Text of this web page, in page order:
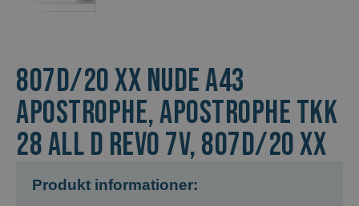
807D/20 XX NUDE A43
Apostrophe, APOSTROPHE TKK
28 ALL D REVO 7V, 807D/20 XX
Produkt informationer: